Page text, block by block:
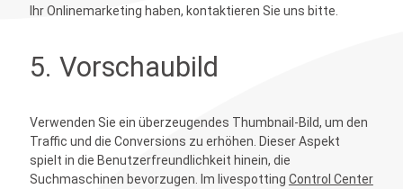
Ihr Onlinemarketing haben, kontaktieren Sie uns bitte.
5. Vorschaubild
Verwenden Sie ein überzeugendes Thumbnail-Bild, um den
Traffic und die Conversions zu erhöhen. Dieser Aspekt
spielt in die Benutzerfreundlichkeit hinein, die
Suchmaschinen bevorzugen. Im livespotting Control Center